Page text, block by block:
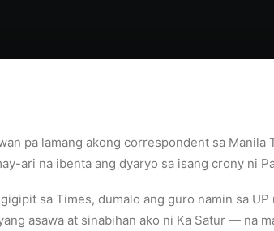
pa lamang akong correspondent sa
ari na ibenta ang dyaryo sa isang crony ni
sa Times, dumalo ang guro namin sa UP
asawa at sinabihan ako ni Ka Satur — na